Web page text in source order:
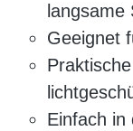
langsame
Geeignet
Einfach in